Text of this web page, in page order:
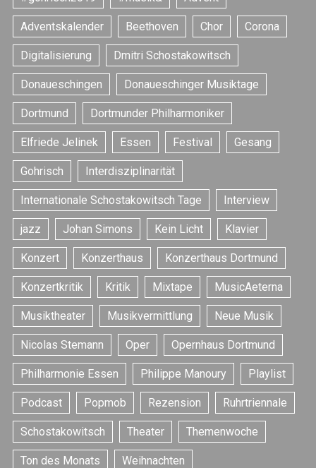
Adventskalender Beethoven Chor Corona
Digitalisierung Dmitri Schostakowitsch
Donaueschingen Donaueschinger Musiktage
Dortmund Dortmunder Philharmoniker
Elfriede Jelinek Essen Festival Gesang
Gohrisch Interdisziplinarität
Internationale Schostakowitsch Tage Interview
jazz Johan Simons Kein Licht Klavier
Konzert Konzerthaus Konzerthaus Dortmund
Konzertkritik Kritik Mixtape MusicAeterna
Musiktheater Musikvermittlung Neue Musik
Nicolas Stemann Oper Opernhaus Dortmund
Philharmonie Essen Philippe Manoury Playlist
Podcast Popmob Rezension Ruhrtriennale
Schostakowitsch Theater Themenwoche
Ton des Monats Weihnachten
S
e
a
r
c
h
o
r
: